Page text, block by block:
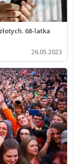
68-latka
26.05.2023